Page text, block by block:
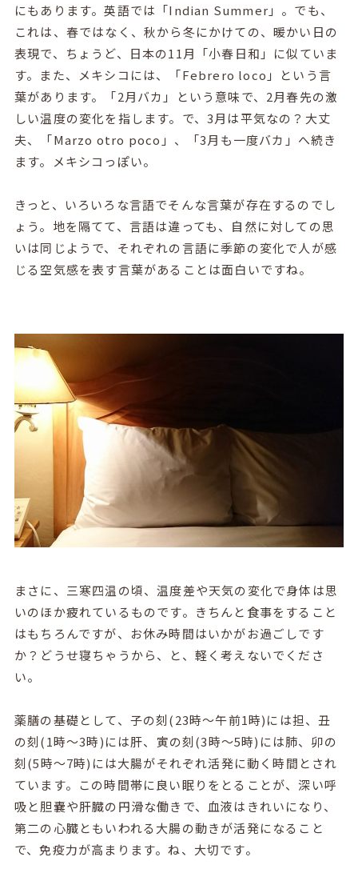
にもあります。英語では「Indian Summer」。でも、
これは、春ではなく、秋から冬にかけての、暖かい日の
表現で、ちょうど、日本の11月「小春日和」に似ていま
す。また、メキシコには、「Febrero loco」という言
葉があります。「2月バカ」という意味で、2月春先の激
しい温度の変化を指します。で、3月は平気なの？大丈
夫、「Marzo otro poco」、「3月も一度バカ」へ続き
ます。メキシコっぽい。
きっと、いろいろな言語でそんな言葉が存在するのでし
ょう。地を隔てて、言語は違っても、自然に対しての思
いは同じようで、それぞれの言語に季節の変化で人が感
じる空気感を表す言葉があることは面白いですね。
まさに、三寒四温の頃、温度差や天気の変化で身体は思
いのほか疲れているものです。きちんと食事をすること
はもちろんですが、お休み時間はいかがお過ごしです
か？どうせ寝ちゃうから、と、軽く考えないでくださ
い。
薬膳の基礎として、子の刻(23時～午前1時)には担、丑
の刻(1時～3時)には肝、寅の刻(3時～5時)には肺、卯の
刻(5時～7時)には大腸がそれぞれ活発に動く時間とされ
ています。この時間帯に良い眠りをとることが、深い呼
吸と胆嚢や肝臓の円滑な働きで、血液はきれいになり、
第二の心臓ともいわれる大腸の動きが活発になること
で、免疫力が高まります。ね、大切です。